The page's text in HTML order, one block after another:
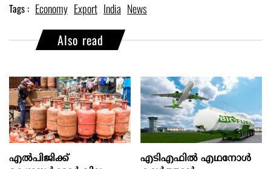
Tags : Economy Export India News
Also read
എല്‍പിജിക്ക്
എടിഎഫില്‍ എഥനോള്‍